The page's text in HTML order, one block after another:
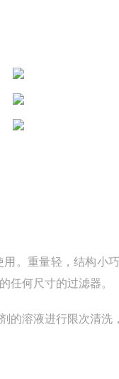
。重量轻，结构小
任何尺寸的过滤器。
溶液进行限次清洗